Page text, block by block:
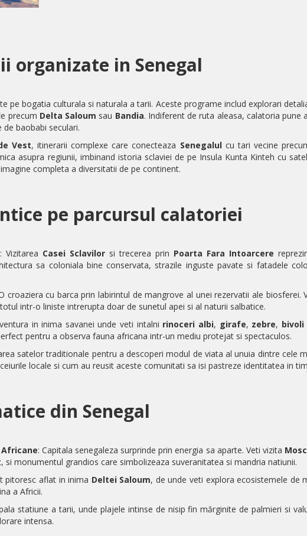
organizate in Senegal
pe bogatia culturala si naturala a tarii. Aceste programe includ explorari
precum Delta Saloum sau Bandia. Indiferent de ruta aleasa, calatoria
baobabi seculari.
Vest, itinerarii complexe care conecteaza Senegalulcu tari vecine
asupra regiunii, imbinand istoria sclaviei de pe Insula Kunta Kinteh cu
completa a diversitatii de pe continent.
pe parcursul calatoriei
: Vizitarea Casei Sclavilor si trecerea prin Poarta Fara Intoarcere
sa coloniala bine conservata, strazile inguste pavate si fatadele
croaziera cu barca prin labirintul de mangrove al unei rezervatii ale biosferei.
intr-o liniste intrerupta doar de sunetul apei si al naturii salbatice.
in inima savanei unde veti intalni rinoceri albi, girafe, zebre,
pentru a observa fauna africana intr-un mediu protejat si spectaculos.
satelor traditionale pentru a descoperi modul de viata al unuia dintre cele
locale si cum au reusit aceste comunitati sa isi pastreze identitatea in
din Senegal
: Capitala senegaleza surprinde prin energia sa aparte. Veti vizita
, si monumentul grandios care simbolizeaza suveranitatea si mandria natiunii.
pitoresc aflat in inima Deltei Saloum, de unde veti explora ecosistemele de
a Africii.
statiune a tarii, unde plajele intinse de nisip fin mărginite de palmieri si
intensa.